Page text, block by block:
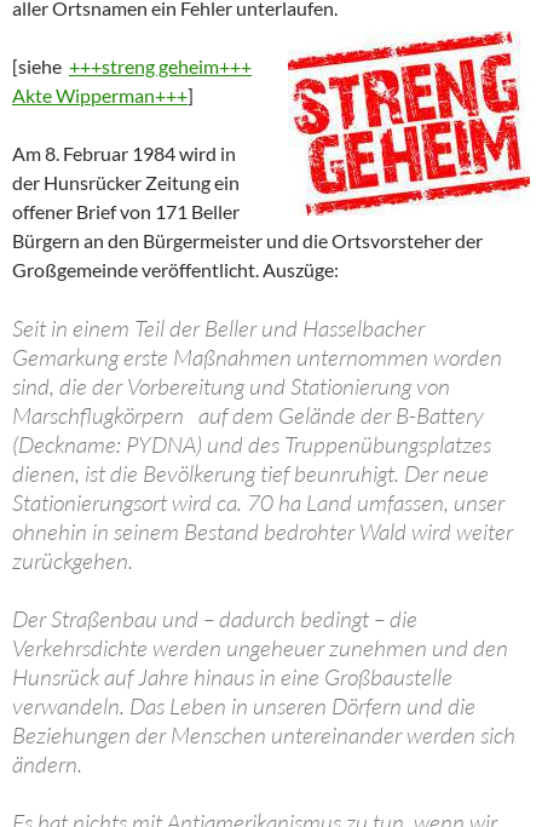
aller Ortsnamen ein Fehler unterlaufen.
[siehe +++streng geheim+++
Akte Wipperman+++]
Am 8. Februar 1984 wird in
der Hunsrücker Zeitung ein
offener Brief von 171 Beller
Bürgern an den Bürgermeister und die Ortsvorsteher der
Großgemeinde veröffentlicht. Auszüge:
Seit in einem Teil der Beller und Hasselbacher
Gemarkung erste Maßnahmen unternommen worden
sind, die der Vorbereitung und Stationierung von
Marschflugkörpern auf dem Gelände der B-Battery
(Deckname: PYDNA) und des Truppenübungsplatzes
dienen, ist die Bevölkerung tief beunruhigt. Der neue
Stationierungsort wird ca. 70 ha Land umfassen, unser
ohnehin in seinem Bestand bedrohter Wald wird weiter
zurückgehen.
Der Straßenbau und – dadurch bedingt – die
Verkehrsdichte werden ungeheuer zunehmen und den
Hunsrück auf Jahre hinaus in eine Großbaustelle
verwandeln. Das Leben in unseren Dörfern und die
Beziehungen der Menschen untereinander werden sich
ändern.